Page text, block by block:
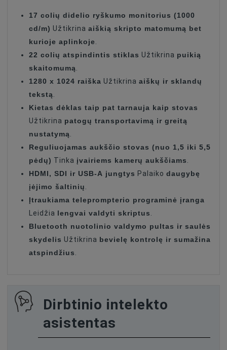
17 colių didelio ryškumo monitorius (1000
cd/m) Užtikrina aiškią skripto matomumą bet
kurioje aplinkoje
22 colių atspindintis stiklas Užtikrina puikią
skaitomumą
1280 x 1024 raiška Užtikrina aiškų ir sklandų
tekstą
Kietas dėklas taip pat tarnauja kaip stovas
Užtikrina patogų transportavimą ir greitą
nustatymą
Reguliuojamas aukščio stovas (nuo 1,5 iki 5,5
pėdų) Tinka įvairiems kamerų aukščiams
HDMI, SDI ir USB-A jungtys Palaiko daugybę
įėjimo šaltinių
Įtraukiama teleprompterio programinė įranga
Leidžia lengvai valdyti skriptus
Bluetooth nuotolinio valdymo pultas ir saulės
skydelis Užtikrina bevielę kontrolę ir sumažina
atspindžius
Dirbtinio intelekto
asistentas